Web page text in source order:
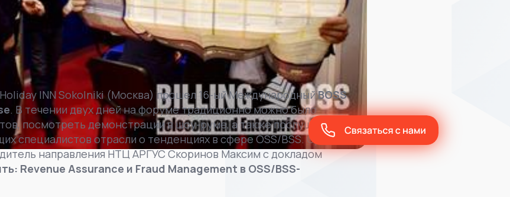
INN Sokolniki (Москва) прошел 16-ый МеждународныйBOSS
. В течении двух дней на форуме традиционно можно было
посмотреть демонстрации в шоу-руме, а также послушать
специалистов отрасли о тенденциях в сфере OSS/BSS. Среди
направления НТЦ АРГУС Скоринов Максим с докладом
Revenue Assurance и Fraud Management в OSS/BSS-